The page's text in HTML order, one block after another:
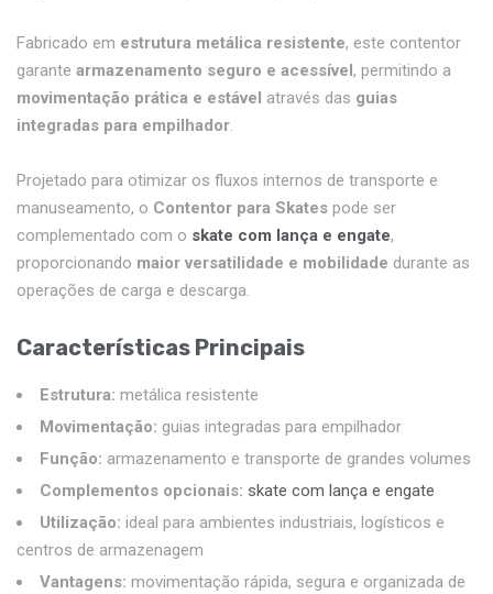
Fabricado em estrutura metálica resistente, este contentor
garante armazenamento seguro e acessível, permitindo a
movimentação prática e estável através das guias
integradas para empilhador.
Projetado para otimizar os fluxos internos de transporte e
manuseamento, o Contentor para Skates pode ser
complementado com o skate com lança e engate,
proporcionando maior versatilidade e mobilidade durante as
operações de carga e descarga.
Características Principais
Estrutura: metálica resistente
Movimentação: guias integradas para empilhador
Função: armazenamento e transporte de grandes volumes
Complementos opcionais: skate com lança e engate
Utilização: ideal para ambientes industriais, logísticos e
centros de armazenagem
Vantagens: movimentação rápida, segura e organizada de